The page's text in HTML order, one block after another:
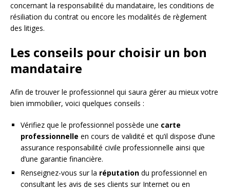
concernant la responsabilité du mandataire, les conditions de
résiliation du contrat ou encore les modalités de règlement
des litiges.
Les conseils pour choisir un bon
mandataire
Afin de trouver le professionnel qui saura gérer au mieux votre
bien immobilier, voici quelques conseils :
Vérifiez que le professionnel possède une carte
professionnelle en cours de validité et qu’il dispose d’une
assurance responsabilité civile professionnelle ainsi que
d’une garantie financière.
Renseignez-vous sur la réputation du professionnel en
consultant les avis de ses clients sur Internet ou en